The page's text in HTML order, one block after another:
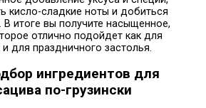
кисло-сладкие ноты и добиться
В итоге вы получите насыщенное,
отлично подойдет как для
для праздничного застолья.
ингредиентов для
по-грузински